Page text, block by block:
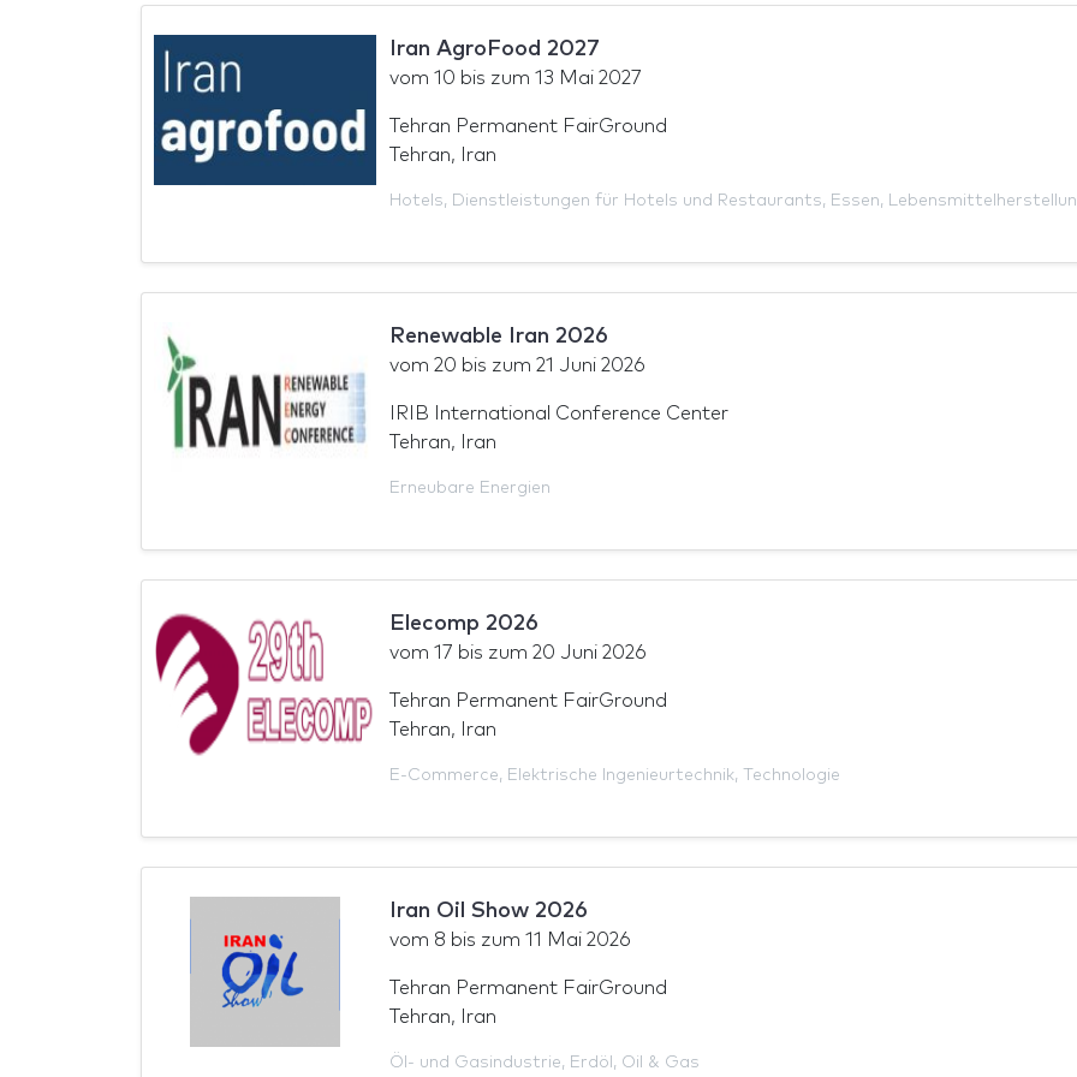
Iran AgroFood 2027
vom 10 bis zum 13 Mai 2027
Tehran Permanent FairGround
Tehran, Iran
Hotels, Dienstleistungen für Hotels und Restaurants, Essen,
Renewable Iran 2026
vom 20 bis zum 21 Juni 2026
IRIB International Conference Center
Tehran, Iran
Erneubare Energien
Elecomp 2026
vom 17 bis zum 20 Juni 2026
Tehran Permanent FairGround
Tehran, Iran
E-Commerce, Elektrische Ingenieurtechnik, Technologie
Iran Oil Show 2026
vom 8 bis zum 11 Mai 2026
Tehran Permanent FairGround
Tehran, Iran
Öl- und Gasindustrie, Erdöl , Oil & Gas